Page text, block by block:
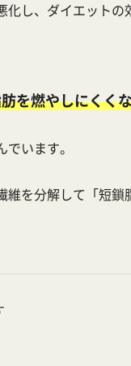
し、ダイエットの
を燃やしにくく
います。
を分解して「短鎖